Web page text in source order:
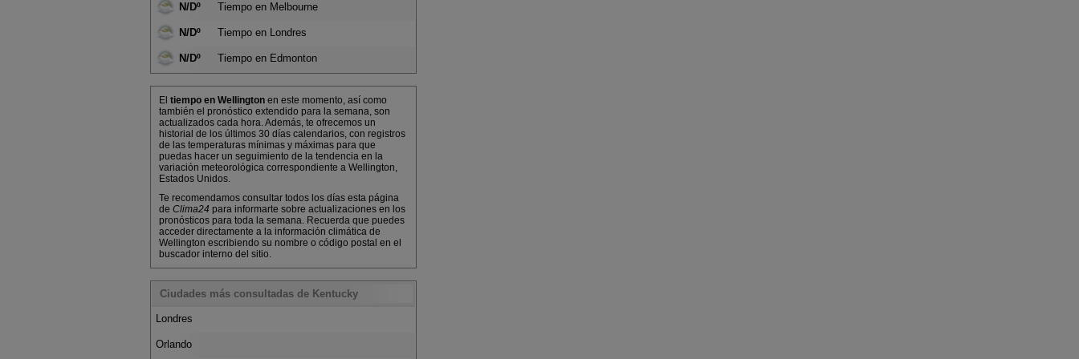
N/Dº Tiempo en Melbourne
N/Dº Tiempo en Londres
N/Dº Tiempo en Edmonton
El tiempo en Wellington en este momento, así como
también el pronóstico extendido para la semana, son
actualizados cada hora. Además, te ofrecemos un
historial de los últimos 30 días calendarios, con registros
de las temperaturas mínimas y máximas para que
puedas hacer un seguimiento de la tendencia en la
variación meteorológica correspondiente a Wellington,
Estados Unidos.
Te recomendamos consultar todos los días esta página
de Clima24 para informarte sobre actualizaciones en los
pronósticos para toda la semana. Recuerda que puedes
acceder directamente a la información climática de
Wellington escribiendo su nombre o código postal en el
buscador interno del sitio.
Ciudades más consultadas de Kentucky
Londres
Orlando